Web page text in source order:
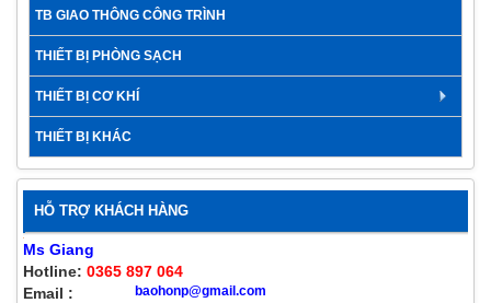
TB GIAO THÔNG CÔNG TRÌNH
THIẾT BỊ PHÒNG SẠCH
THIẾT BỊ CƠ KHÍ
THIẾT BỊ KHÁC
HỖ TRỢ KHÁCH HÀNG
Ms Giang
Hotline: 0365 897 064
Email :
baohonp@gmail.com